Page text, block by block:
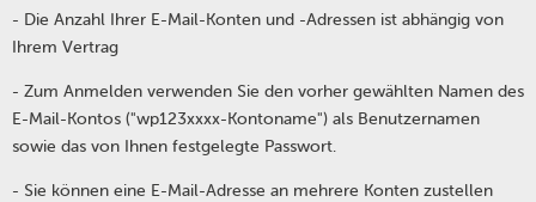
- Die Anzahl Ihrer E-Mail-Konten und -Adressen ist abhängig von
Ihrem Vertrag
- Zum Anmelden verwenden Sie den vorher gewählten Namen des
E-Mail-Kontos ("wp123xxxx-Kontoname") als Benutzernamen
sowie das von Ihnen festgelegte Passwort.
- Sie können eine E-Mail-Adresse an mehrere Konten zustellen